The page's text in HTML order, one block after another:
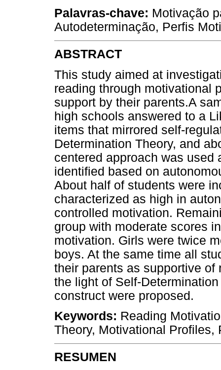
Palavras-chave: Motivação
Autodeterminação, Perfis
ABSTRACT
This study aimed at
reading through motivational
support by their parents.A
high schools answered to a
items that mirrored self-
Determination Theory, and
centered approach was used
identified based on
About half of students were
characterized as high in
controlled motivation.
group with moderate scores
motivation. Girls were twice
boys. At the same time all
their parents as supportive
the light of Self-
construct were proposed.
Keywords: Reading
Theory, Motivational Profiles,
RESUMEN